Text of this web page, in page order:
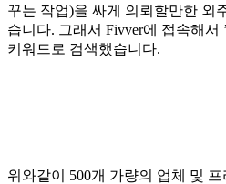
꾸는 작업)을 싸게 의뢰할만한 외
습니다. 그래서 Fivver에 접속해서
키워드로 검색했습니다.
위와같이 500개 가량의 업체 및